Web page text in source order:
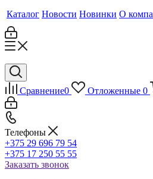
Каталог Новости Новинки О
Сравнение0 Отложенные 0
Телефоны
+375 29 696 79 54
+375 17 250 55 55
Заказать звонок